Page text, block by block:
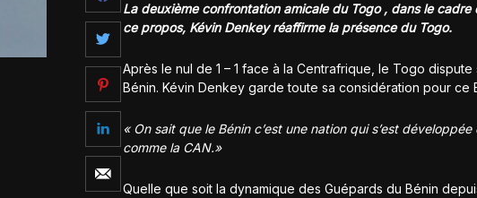
La deuxième confrontation amicale du Togo , dans le
ce propos, Kévin Denkey réaffirme la présence du Togo.
Après le nul de 1 – 1 face à la Centrafrique, le Togo
Bénin. Kévin Denkey garde toute sa considération pour ce
« On sait que le Bénin c’est une nation qui s’est
comme la CAN.»
Quelle que soit la dynamique des Guépards du Bénin